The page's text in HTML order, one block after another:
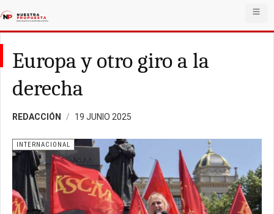
Europa y otro giro a la
derecha
REDACCIÓN 19 JUNIO 2025
INTERNACIONAL